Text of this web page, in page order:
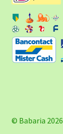
© Babaria 2026